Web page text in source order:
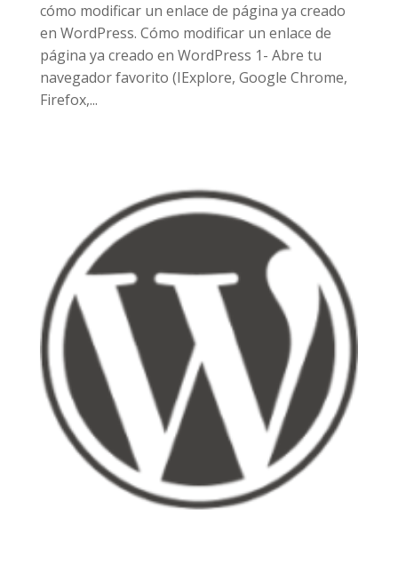
cómo modificar un enlace de página ya creado
en WordPress. Cómo modificar un enlace de
página ya creado en WordPress 1- Abre tu
navegador favorito (IExplore, Google Chrome,
Firefox,...